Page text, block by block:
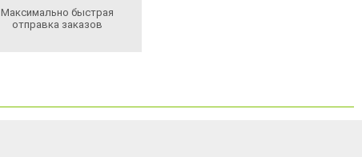
Максимально быстрая
отправка заказов